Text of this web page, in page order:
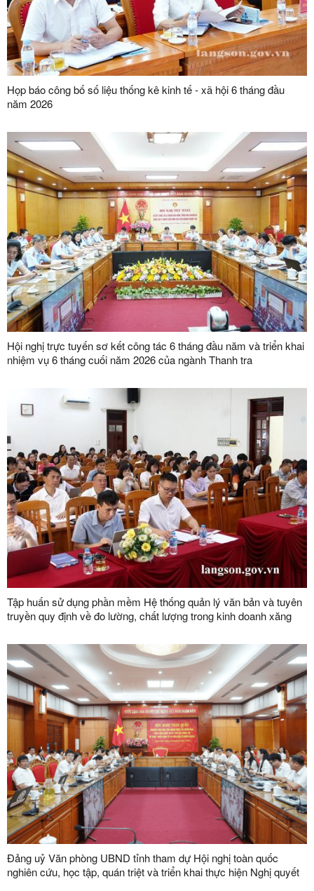
Họp báo công bố số liệu thống kê kinh tế - xã hội 6 tháng đầu
năm 2026
Hội nghị trực tuyến sơ kết công tác 6 tháng đầu năm và triển khai
nhiệm vụ 6 tháng cuối năm 2026 của ngành Thanh tra
Tập huấn sử dụng phần mềm Hệ thống quản lý văn bản và tuyên
truyền quy định về đo lường, chất lượng trong kinh doanh xăng
Đảng uỷ Văn phòng UBND tỉnh tham dự Hội nghị toàn quốc
nghiên cứu, học tập, quán triệt và triển khai thực hiện Nghị quyết